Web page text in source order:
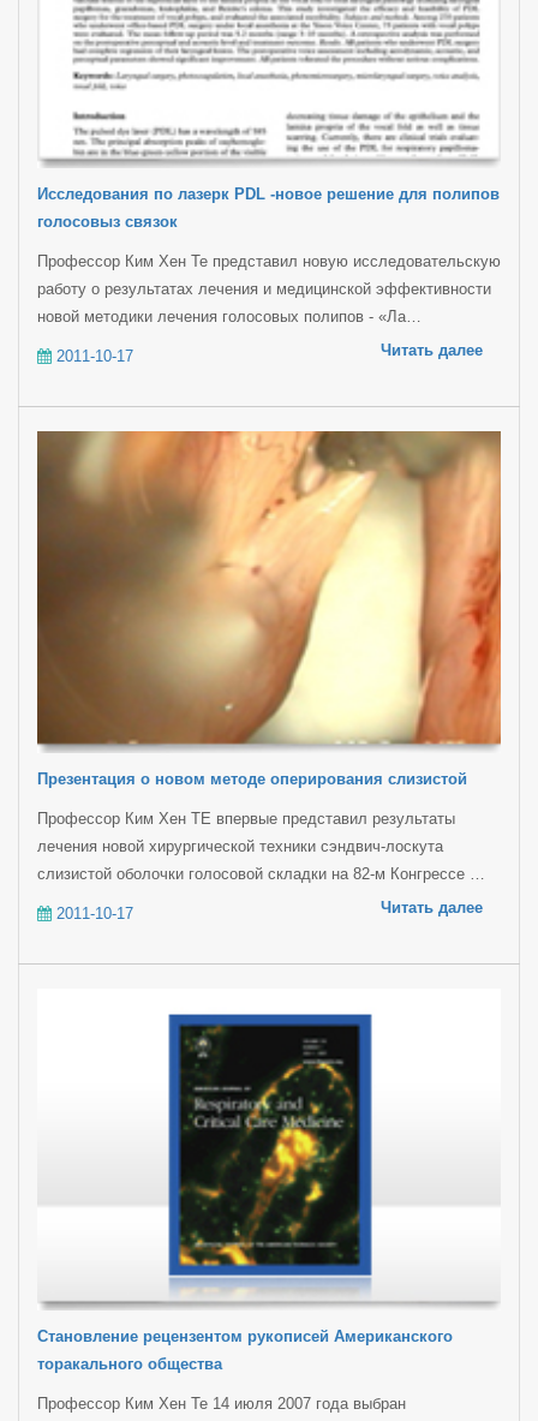
Исследования по лазерк PDL -новое решение для полипов
голосовыз связок
Профессор Ким Хен Те представил новую исследовательскую
работу о результатах лечения и медицинской эффективности
новой методики лечения голосовых полипов - «Ла…
2011-10-17 Читать далее
Презентация о новом методе оперирования слизистой
Профессор Ким Хен ТЕ впервые представил результаты
лечения новой хирургической техники сэндвич-лоскута
слизистой оболочки голосовой складки на 82-м Конгрессе …
2011-10-17 Читать далее
Становление рецензентом рукописей Американского
торакального общества
Профессор Ким Хен Те 14 июля 2007 года выбран